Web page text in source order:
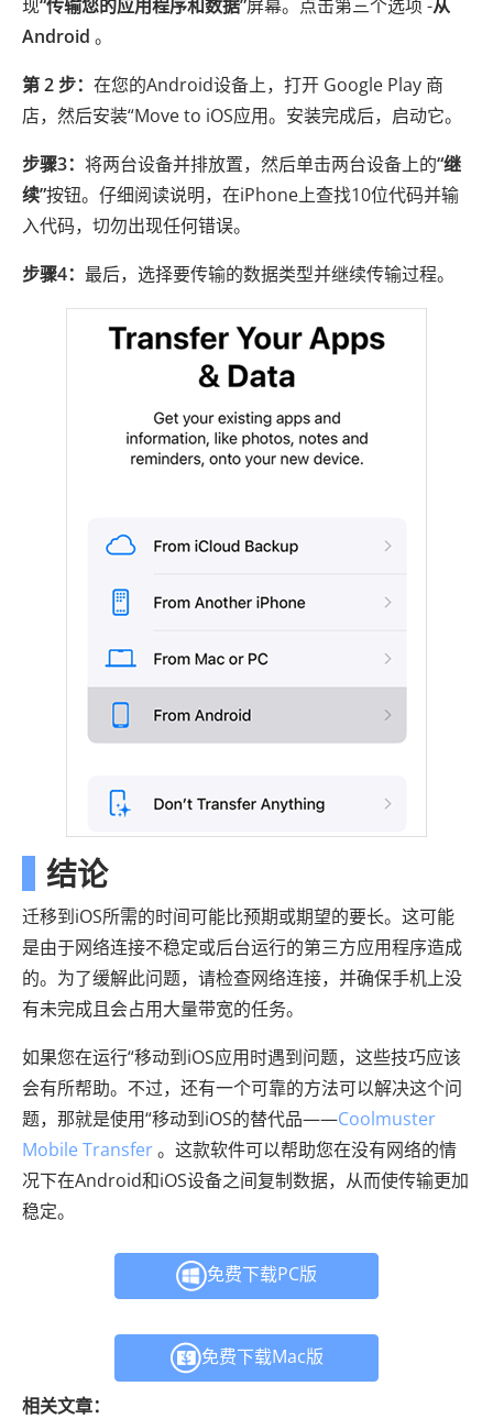
现“传输您的应用程序和数据”屏幕。点击第三个选项 -从
Android 。
第 2 步： 在您的Android设备上，打开 Google Play 商
店，然后安装“Move to iOS应用。安装完成后，启动它。
步骤3： 将两台设备并排放置，然后单击两台设备上的“继
续”按钮。仔细阅读说明，在iPhone上查找10位代码并输
入代码，切勿出现任何错误。
步骤4： 最后，选择要传输的数据类型并继续传输过程。
结论
迁移到iOS所需的时间可能比预期或期望的要长。这可能
是由于网络连接不稳定或后台运行的第三方应用程序造成
的。为了缓解此问题，请检查网络连接，并确保手机上没
有未完成且会占用大量带宽的任务。
如果您在运行“移动到iOS应用时遇到问题，这些技巧应该
会有所帮助。不过，还有一个可靠的方法可以解决这个问
题，那就是使用“移动到iOS的替代品——Coolmuster
Mobile Transfer。这款软件可以帮助您在没有网络的情
况下在Android和iOS设备之间复制数据，从而使传输更加
稳定。
免费下载PC版
免费下载Mac版
相关文章：